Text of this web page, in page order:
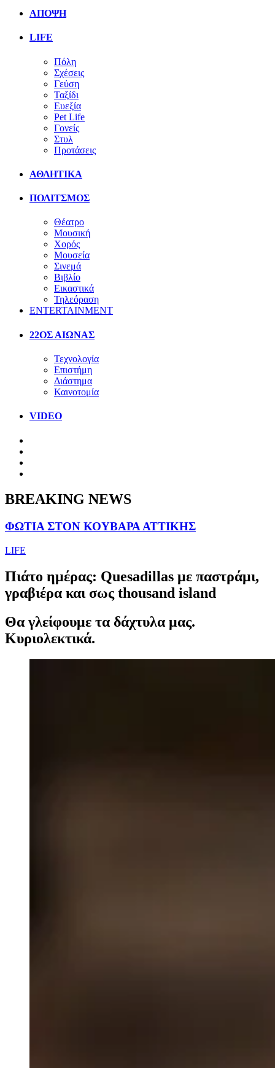
ΑΠΟΨΗ
LIFE
Πόλη
Σχέσεις
Γεύση
Ταξίδι
Ευεξία
Pet Life
Γονείς
Στυλ
Προτάσεις
ΑΘΛΗΤΙΚΑ
ΠΟΛΙΤΣΜΟΣ
Θέατρο
Μουσική
Χορός
Μουσεία
Σινεμά
Βιβλίο
Εικαστικά
Τηλεόραση
ENTERTAINMENT
22ΟΣ ΑΙΩΝΑΣ
Τεχνολογία
Επιστήμη
Διάστημα
Καινοτομία
VIDEO
BREAKING NEWS
ΦΩΤΙΑ ΣΤΟΝ ΚΟΥΒΑΡΑ ΑΤΤΙΚΗΣ
LIFE
Πιάτο ημέρας: Quesadillas με παστράμι,
γραβιέρα και σως thousand island
Θα γλείφουμε τα δάχτυλα μας.
Κυριολεκτικά.